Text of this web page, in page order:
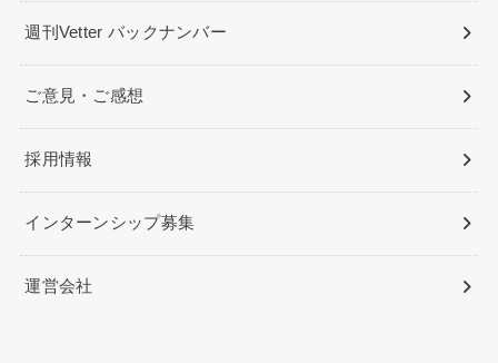
週刊Vetter バックナンバー
ご意見・ご感想
採用情報
インターンシップ募集
運営会社